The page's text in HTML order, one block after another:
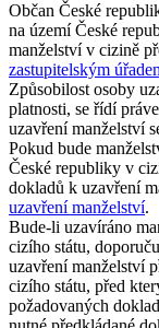
Občan České
na území České
manželství v cizině
zastupitelským
Způsobilost osoby
platnosti, se řídí
uzavření manželství
Pokud bude
České republiky v
dokladů k uzavření
uzavření manželství.
Bude-li uzavíráno
cizího státu,
uzavření manželství
cizího státu, před
požadovaných